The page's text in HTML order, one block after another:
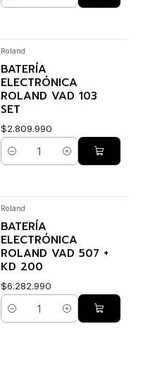
Roland
BATERÍA
ELECTRÓNICA
ROLAND VAD 103
SET
$2.809.990
Cantidad
Roland
BATERÍA
ELECTRÓNICA
ROLAND VAD 507 +
KD 200
$6.282.990
Cantidad